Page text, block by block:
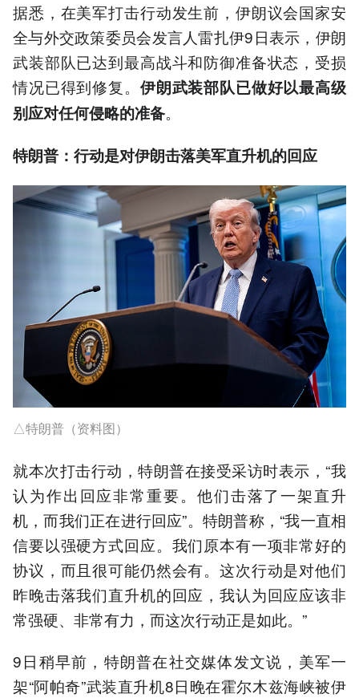
据悉，在美军打击行动发生前，伊朗议会国家安
全与外交政策委员会发言人雷扎伊9日表示，伊朗
武装部队已达到最高战斗和防御准备状态，受损
情况已得到修复。 伊朗武装部队已做好以最高级
别应对任何侵略的准备。
特朗普：行动是对伊朗击落美军直升机的回应
△特朗普（资料图）
就本次打击行动，特朗普在接受采访时表示，“我
认为作出回应非常重要。他们击落了一架直升
机，而我们正在进行回应”。特朗普称，“我一直相
信要以强硬方式回应。我们原本有一项非常好的
协议，而且很可能仍然会有。这次行动是对他们
昨晚击落我们直升机的回应，我认为回应应该非
常强硬、非常有力，而这次行动正是如此。”
9日稍早前，特朗普在社交媒体发文说，美军一
架“阿帕奇”武装直升机8日晚在霍尔木兹海峡被伊